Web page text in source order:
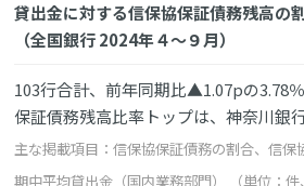
貸出金に対する信保協保証債務残高の
（全国銀行 2024年４～９月）
103行合計、前年同期比▲1.07pの3.78％
保証債務残高比率トップは、神奈川銀
主な掲載項目：信保協保証債務の割合、信保
期中平均貸出金（国内業務部門） （単位：件